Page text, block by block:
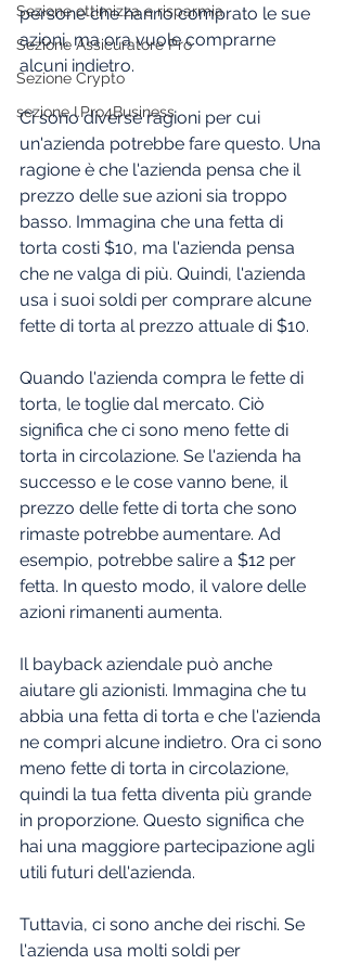
Sezione ottimizza e risparmia
Sezione Assicuratore Pro
Sezione Crypto
sezione I.Pro4Business
persone che hanno comprato le sue
azioni, ma ora vuole comprarne
alcuni indietro.
Ci sono diverse ragioni per cui
un'azienda potrebbe fare questo. Una
ragione è che l'azienda pensa che il
prezzo delle sue azioni sia troppo
basso. Immagina che una fetta di
torta costi $10, ma l'azienda pensa
che ne valga di più. Quindi, l'azienda
usa i suoi soldi per comprare alcune
fette di torta al prezzo attuale di $10.
Quando l'azienda compra le fette di
torta, le toglie dal mercato. Ciò
significa che ci sono meno fette di
torta in circolazione. Se l'azienda ha
successo e le cose vanno bene, il
prezzo delle fette di torta che sono
rimaste potrebbe aumentare. Ad
esempio, potrebbe salire a $12 per
fetta. In questo modo, il valore delle
azioni rimanenti aumenta.
Il bayback aziendale può anche
aiutare gli azionisti. Immagina che tu
abbia una fetta di torta e che l'azienda
ne compri alcune indietro. Ora ci sono
meno fette di torta in circolazione,
quindi la tua fetta diventa più grande
in proporzione. Questo significa che
hai una maggiore partecipazione agli
utili futuri dell'azienda.
Tuttavia, ci sono anche dei rischi. Se
l'azienda usa molti soldi per